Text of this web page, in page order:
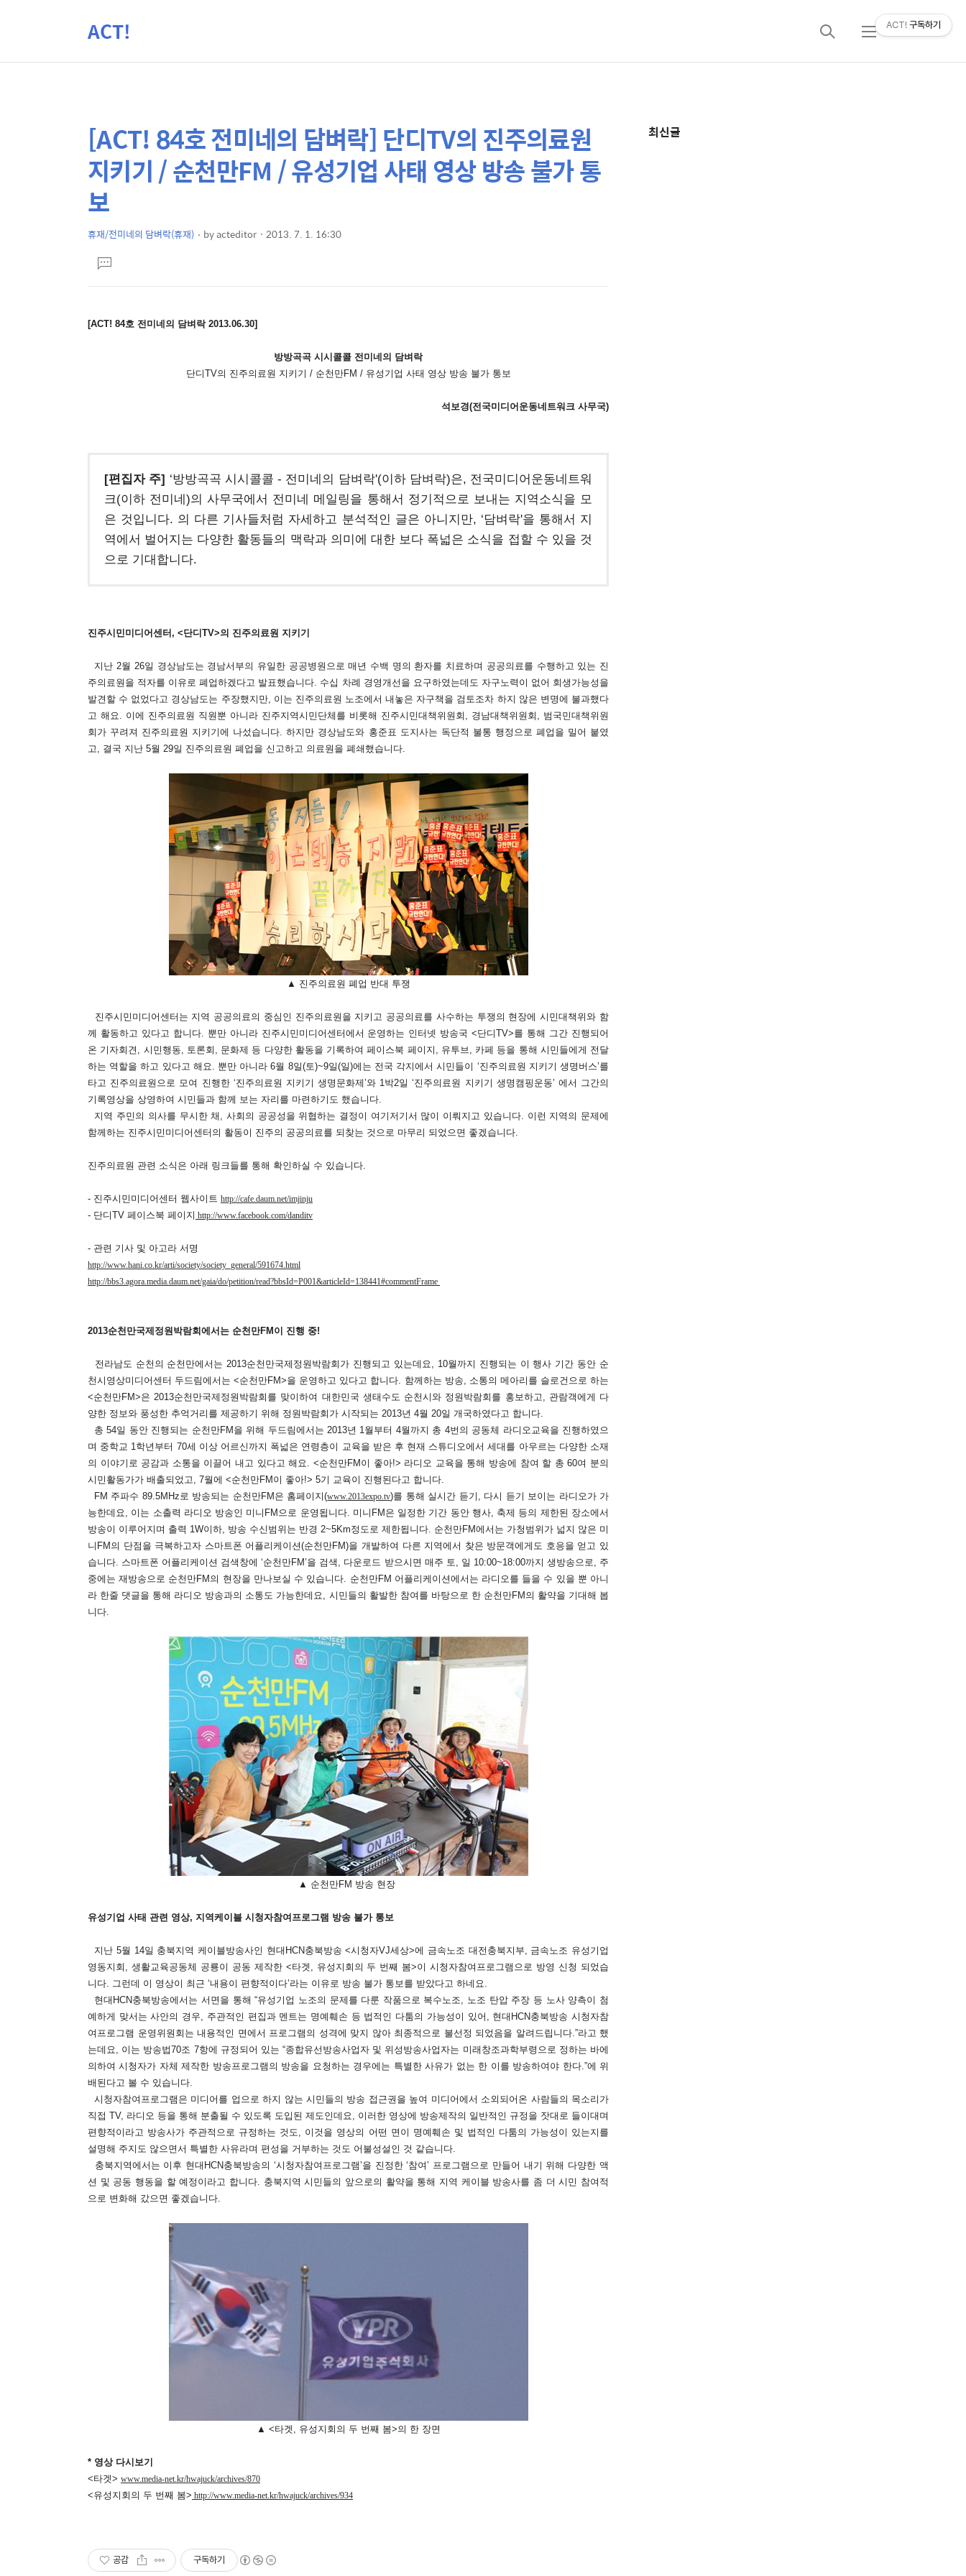
ACT!
검
메
상
세
컨
텐
본
문
제
[ACT! 84호 전미네의 담벼락] 단디TV의 진주의료원
지키기 / 순천만FM / 유성기업 사태 영상 방송 불가 통
보
휴재/전미네의 담벼락(휴재) byacteditor 2013. 7. 1. 16:30
문댓
글
[ACT! 84호 전미네의 담벼락 2013.06.30]
방방곡곡 시시콜콜 전미네의 담벼락
단디TV의 진주의료원 지키기 / 순천만FM / 유성기업 사태 영상 방송 불가 통보
석보경(전국미디어운동네트워크 사무국)
[편집자 주] ‘방방곡곡 시시콜콜 - 전미네의 담벼락'(이하 담벼락)은, 전국미디어운동네트워
크(이하 전미네)의 사무국에서 전미네 메일링을 통해서 정기적으로 보내는 지역소식을 모
은 것입니다. 의 다른 기사들처럼 자세하고 분석적인 글은 아니지만, ‘담벼락'을 통해서 지
역에서 벌어지는 다양한 활동들의 맥락과 의미에 대한 보다 폭넓은 소식을 접할 수 있을 것
으로 기대합니다.
진주시민미디어센터, <단디TV>의 진주의료원 지키기
지난 2월 26일 경상남도는 경남서부의 유일한 공공병원으로 매년 수백 명의 환자를 치료하며 공공의료를 수행하고 있는 진
주의료원을 적자를 이유로 폐업하겠다고 발표했습니다. 수십 차례 경영개선을 요구하였는데도 자구노력이 없어 회생가능성을
발견할 수 없었다고 경상남도는 주장했지만, 이는 진주의료원 노조에서 내놓은 자구책을 검토조차 하지 않은 변명에 불과했다
고 해요. 이에 진주의료원 직원뿐 아니라 진주지역시민단체를 비롯해 진주시민대책위원회, 경남대책위원회, 범국민대책위원
회가 꾸려져 진주의료원 지키기에 나섰습니다. 하지만 경상남도와 홍준표 도지사는 독단적 불통 행정으로 폐업을 밀어 붙였
고, 결국 지난 5월 29일 진주의료원 폐업을 신고하고 의료원을 폐쇄했습니다.
▲ 진주의료원 폐업 반대 투쟁
진주시민미디어센터는 지역 공공의료의 중심인 진주의료원을 지키고 공공의료를 사수하는 투쟁의 현장에 시민대책위와 함
께 활동하고 있다고 합니다. 뿐만 아니라 진주시민미디어센터에서 운영하는 인터넷 방송국 <단디TV>를 통해 그간 진행되어
온 기자회견, 시민행동, 토론회, 문화제 등 다양한 활동을 기록하여 페이스북 페이지, 유투브, 카페 등을 통해 시민들에게 전달
하는 역할을 하고 있다고 해요. 뿐만 아니라 6월 8일(토)~9일(일)에는 전국 각지에서 시민들이 ‘진주의료원 지키기 생명버스’를
타고 진주의료원으로 모여 진행한 ‘진주의료원 지키기 생명문화제’와 1박2일 ‘진주의료원 지키기 생명캠핑운동’ 에서 그간의
기록영상을 상영하여 시민들과 함께 보는 자리를 마련하기도 했습니다.
지역 주민의 의사를 무시한 채, 사회의 공공성을 위협하는 결정이 여기저기서 많이 이뤄지고 있습니다. 이런 지역의 문제에
함께하는 진주시민미디어센터의 활동이 진주의 공공의료를 되찾는 것으로 마무리 되었으면 좋겠습니다.
진주의료원 관련 소식은 아래 링크들를 통해 확인하실 수 있습니다.
- 진주시민미디어센터 웹사이트 http://cafe.daum.net/imjinju
- 단디TV 페이스북 페이지 http://www.facebook.com/danditv
- 관련 기사 및 아고라 서명
http://www.hani.co.kr/arti/society/society_general/591674.html
http://bbs3.agora.media.daum.net/gaia/do/petition/read?bbsId=P001&articleId=138441#commentFrame
2013순천만국제정원박람회에서는 순천만FM이 진행 중!
전라남도 순천의 순천만에서는 2013순천만국제정원박람회가 진행되고 있는데요, 10월까지 진행되는 이 행사 기간 동안 순
천시영상미디어센터 두드림에서는 <순천만FM>을 운영하고 있다고 합니다. 함께하는 방송, 소통의 메아리를 슬로건으로 하는
<순천만FM>은 2013순천만국제정원박람회를 맞이하여 대한민국 생태수도 순천시와 정원박람회를 홍보하고, 관람객에게 다
양한 정보와 풍성한 추억거리를 제공하기 위해 정원박람회가 시작되는 2013년 4월 20일 개국하였다고 합니다.
총 54일 동안 진행되는 순천만FM을 위해 두드림에서는 2013년 1월부터 4월까지 총 4번의 공동체 라디오교육을 진행하였으
며 중학교 1학년부터 70세 이상 어르신까지 폭넓은 연령층이 교육을 받은 후 현재 스튜디오에서 세대를 아우르는 다양한 소재
의 이야기로 공감과 소통을 이끌어 내고 있다고 해요. <순천만FM이 좋아!> 라디오 교육을 통해 방송에 참여 할 총 60여 분의
시민활동가가 배출되었고, 7월에 <순천만FM이 좋아!> 5기 교육이 진행된다고 합니다.
FM 주파수 89.5MHz로 방송되는 순천만FM은 홈페이지(www.2013expo.tv)를 통해 실시간 듣기, 다시 듣기 보이는 라디오가 가
능한데요, 이는 소출력 라디오 방송인 미니FM으로 운영됩니다. 미니FM은 일정한 기간 동안 행사, 축제 등의 제한된 장소에서
방송이 이루어지며 출력 1W이하, 방송 수신범위는 반경 2~5Km정도로 제한됩니다. 순천만FM에서는 가청범위가 넓지 않은 미
니FM의 단점을 극복하고자 스마트폰 어플리케이션(순천만FM)을 개발하여 다른 지역에서 찾은 방문객에게도 호응을 얻고 있
습니다. 스마트폰 어플리케이션 검색창에 ‘순천만FM’을 검색, 다운로드 받으시면 매주 토, 일 10:00~18:00까지 생방송으로, 주
중에는 재방송으로 순천만FM의 현장을 만나보실 수 있습니다. 순천만FM 어플리케이션에서는 라디오를 들을 수 있을 뿐 아니
라 한줄 댓글을 통해 라디오 방송과의 소통도 가능한데요, 시민들의 활발한 참여를 바탕으로 한 순천만FM의 활약을 기대해 봅
니다.
▲ 순천만FM 방송 현장
유성기업 사태 관련 영상, 지역케이블 시청자참여프로그램 방송 불가 통보
지난 5월 14일 충북지역 케이블방송사인 현대HCN충북방송 <시청자VJ세상>에 금속노조 대전충북지부, 금속노조 유성기업
영동지회, 생활교육공동체 공룡이 공동 제작한 <타겟, 유성지회의 두 번째 봄>이 시청자참여프로그램으로 방영 신청 되었습
니다. 그런데 이 영상이 최근 ‘내용이 편향적이다’라는 이유로 방송 불가 통보를 받았다고 하네요.
현대HCN충북방송에서는 서면을 통해 “유성기업 노조의 문제를 다룬 작품으로 복수노조, 노조 탄압 주장 등 노사 양측이 첨
예하게 맞서는 사안의 경우, 주관적인 편집과 멘트는 명예훼손 등 법적인 다툼의 가능성이 있어, 현대HCN충북방송 시청자참
여프로그램 운영위원회는 내용적인 면에서 프로그램의 성격에 맞지 않아 최종적으로 불선정 되었음을 알려드립니다.”라고 했
는데요, 이는 방송법70조 7항에 규정되어 있는 “종합유선방송사업자 및 위성방송사업자는 미래창조과학부령으로 정하는 바에
의하여 시청자가 자체 제작한 방송프로그램의 방송을 요청하는 경우에는 특별한 사유가 없는 한 이를 방송하여야 한다.”에 위
배된다고 볼 수 있습니다.
시청자참여프로그램은 미디어를 업으로 하지 않는 시민들의 방송 접근권을 높여 미디어에서 소외되어온 사람들의 목소리가
직접 TV, 라디오 등을 통해 분출될 수 있도록 도입된 제도인데요, 이러한 영상에 방송제작의 일반적인 규정을 잣대로 들이대며
편향적이라고 방송사가 주관적으로 규정하는 것도, 이것을 영상의 어떤 면이 명예훼손 및 법적인 다툼의 가능성이 있는지를
설명해 주지도 않으면서 특별한 사유라며 편성을 거부하는 것도 어불성설인 것 같습니다.
충북지역에서는 이후 현대HCN충북방송의 ‘시청자참여프로그램’을 진정한 ‘참여’ 프로그램으로 만들어 내기 위해 다양한 액
션 및 공동 행동을 할 예정이라고 합니다. 충북지역 시민들의 앞으로의 활약을 통해 지역 케이블 방송사를 좀 더 시민 참여적
으로 변화해 갔으면 좋겠습니다.
▲ <타겟, 유성지회의 두 번째 봄>의 한 장면
* 영상 다시보기
<타겟> www.media-net.kr/hwajuck/archives/870
<유성지회의 두 번째 봄> http://www.media-net.kr/hwajuck/archives/934
공감 구독하기
추
최신글
ACT! 구독하기